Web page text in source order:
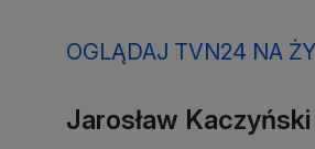
OGLĄDAJ TVN24 NA
Jarosław